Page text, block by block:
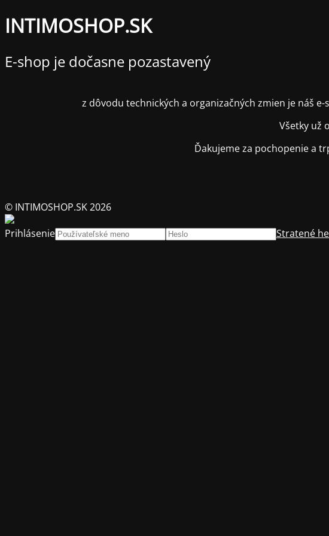
INTIMOSHOP.SK
E-shop je dočasne pozastavený
z dôvodu technických a organizačných zmien je náš
Všetky už
Ďakujeme za pochopenie a
© INTIMOSHOP.SK 2026
Prihlásenie
Stratené